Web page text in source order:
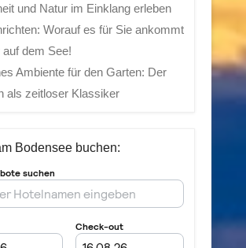
und Natur im Einklang erleben
Worauf es für Sie ankommt
dem See!
Ambiente für den Garten: Der
als zeitloser Klassiker
Bodensee buchen: